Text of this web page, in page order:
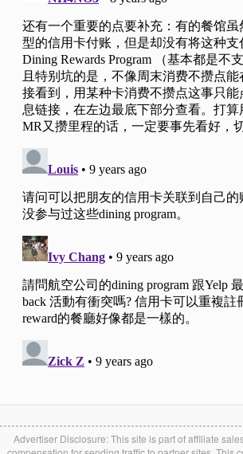
Advertiser Disclosure: This site is part of affiliate